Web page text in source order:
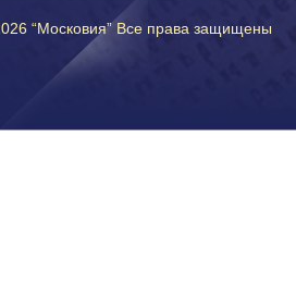
“Московия” Все права защищены